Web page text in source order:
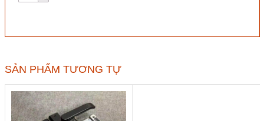
Hafele
916.64.928
81mm
số
lượng
SẢN PHẨM TƯƠNG TỰ